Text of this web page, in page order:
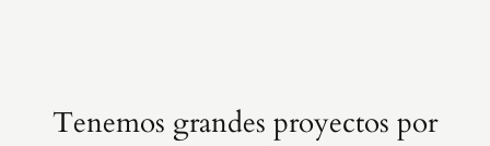
Tenemos grandes proyectos por